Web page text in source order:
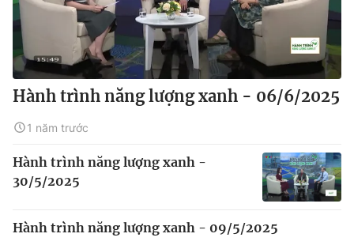
Hành trình năng lượng xanh - 06/6/2025
1 năm trước
Hành trình năng lượng xanh -
30/5/2025
Hành trình năng lượng xanh - 09/5/2025